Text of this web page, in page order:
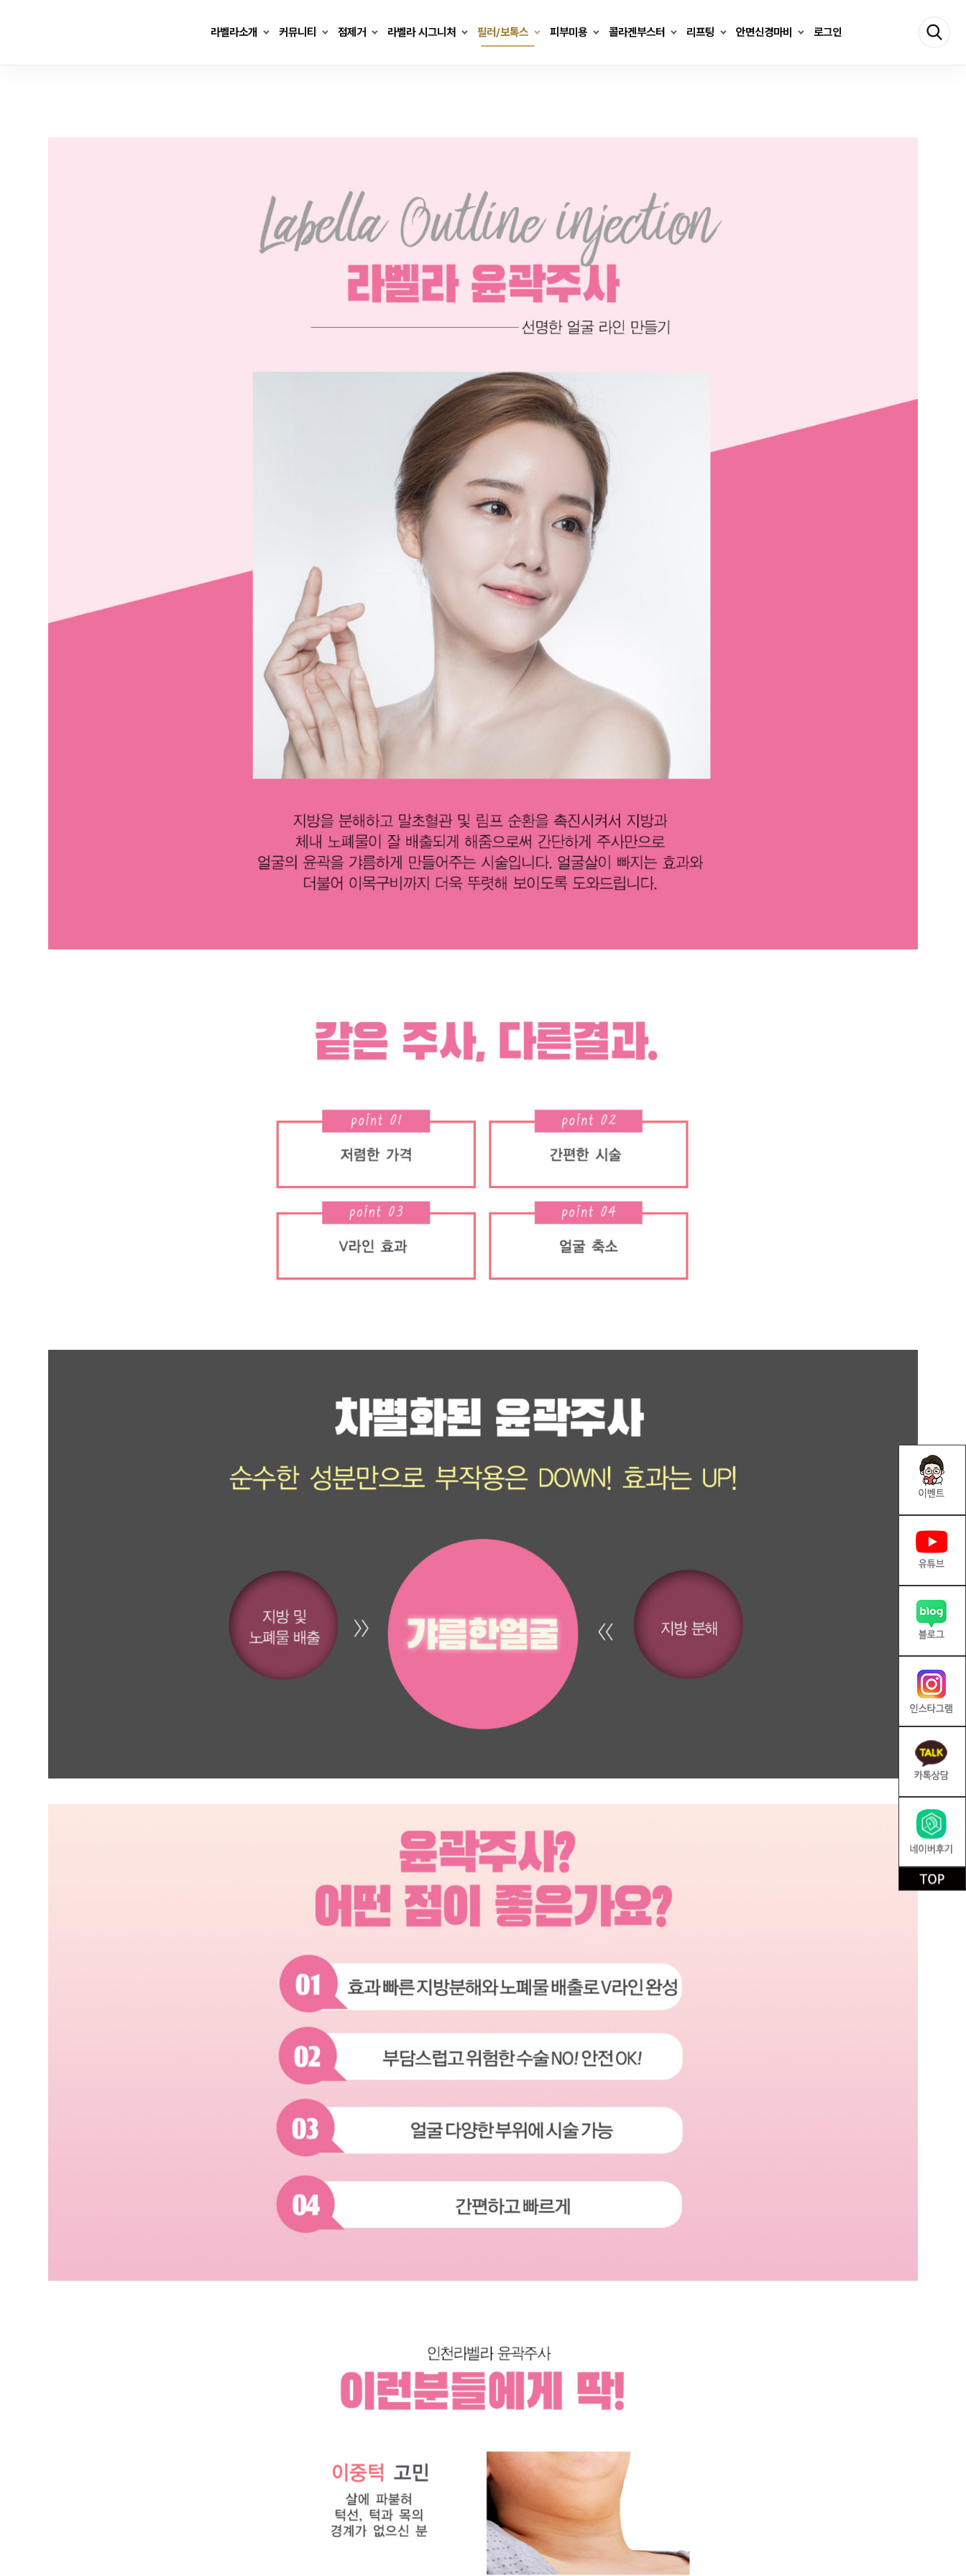
라벨라소개 커뮤니티 점제거 라벨라 시그니처 필러/보톡스 피부미용 콜라겐부스터 리프팅 안면신경마비 로그인